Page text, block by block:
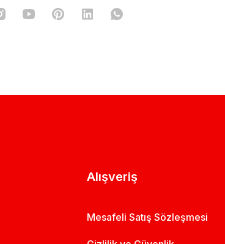
Alışveriş
Mesafeli Satış Sözleşmesi